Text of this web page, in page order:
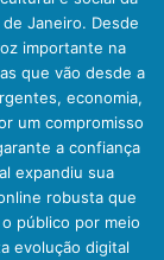
Janeiro. Desde
importante na
que vão desde a
economia,
um compromisso
a confiança
expandiu sua
robusta que
público por meio
evolução digital